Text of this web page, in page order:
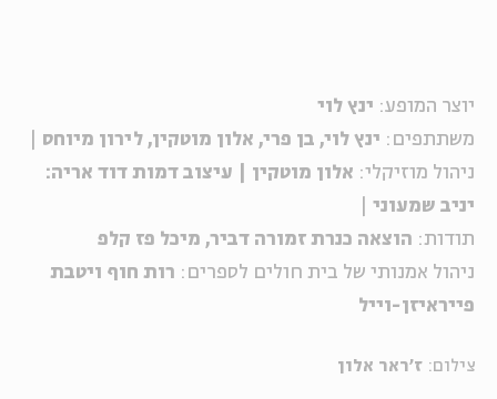
יוצר המופע: ינץ לוי
משתתפים: ינץ לוי, בן פרי, אלון מוטקין, לירון מיוחס
ניהול מוזיקלי: אלון מוטקין | עיצוב דמות דוד אריה:
יניב שמעוני
תודות: הוצאה כנרת זמורה דביר, מיכל פז קלפ
ניהול אמנותי של בית חולים לספרים: רות חוף ויטבת
פייראיזן-וייל
צילום: ז'ראר אלון